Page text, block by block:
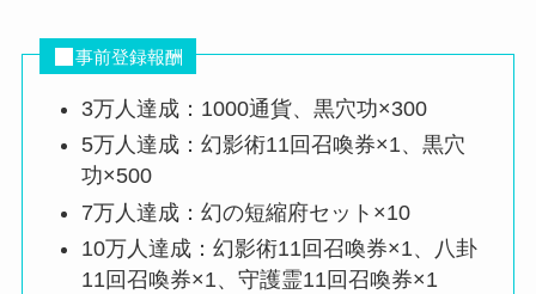
事前登録報酬
3万人達成：1000通貨、黒穴功×300
5万人達成：幻影術11回召喚券×1、黒穴
功×500
7万人達成：幻の短縮府セット×10
10万人達成：幻影術11回召喚券×1、八卦
11回召喚券×1、守護霊11回召喚券×1